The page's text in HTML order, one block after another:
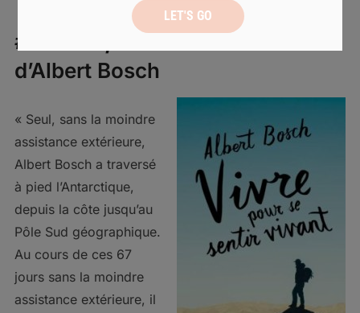
#8
d’Albert Bosch
« Seul, sans la moindre
assistance extérieure,
Albert Bosch a traversé
à pied l’Antarctique,
depuis la côte jusqu’au
Pôle Sud géographique.
Au cours de ces 67
jours sans la moindre
assistance extérieure, il